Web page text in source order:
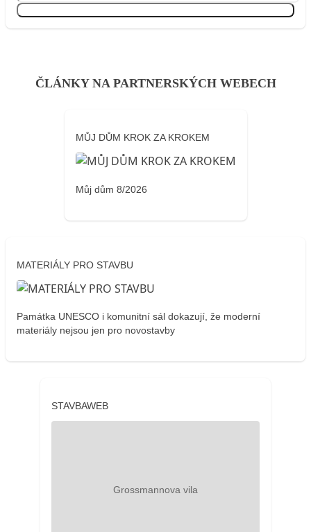
ČLÁNKY NA PARTNERSKÝCH WEBECH
MŮJ DŮM KROK ZA KROKEM
Můj dům 8/2026
MATERIÁLY PRO STAVBU
Památka UNESCO i komunitní sál dokazují, že moderní
materiály nejsou jen pro novostavby
STAVBAWEB